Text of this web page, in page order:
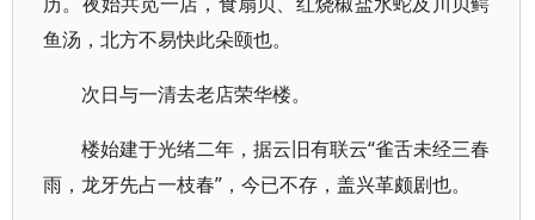
鱼汤，北方不易快此朵颐也。
次日与一清去老店荣华楼。
楼始建于光绪二年，据云旧有联云“雀舌未经三春
雨，龙牙先占一枝春”，今已不存，盖兴革颇剧也。